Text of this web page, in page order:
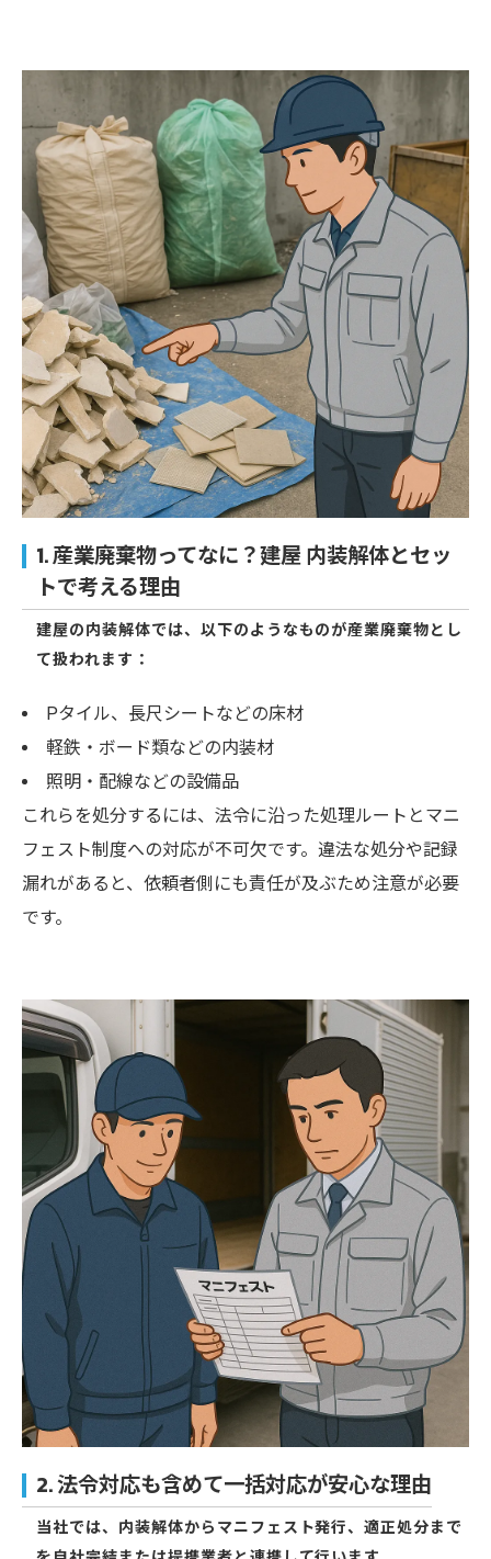
1. 産業廃棄物ってなに？建屋 内装解体とセッ
トで考える理由
建屋の内装解体では、以下のようなものが産業廃棄物とし
て扱われます：
Pタイル、長尺シートなどの床材
軽鉄・ボード類などの内装材
照明・配線などの設備品
これらを処分するには、法令に沿った処理ルートとマニ
フェスト制度への対応が不可欠です。違法な処分や記録
漏れがあると、依頼者側にも責任が及ぶため注意が必要
です。
2. 法令対応も含めて一括対応が安心な理由
当社では、内装解体からマニフェスト発行、適正処分まで